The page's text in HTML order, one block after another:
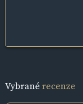
Vybrané recenze